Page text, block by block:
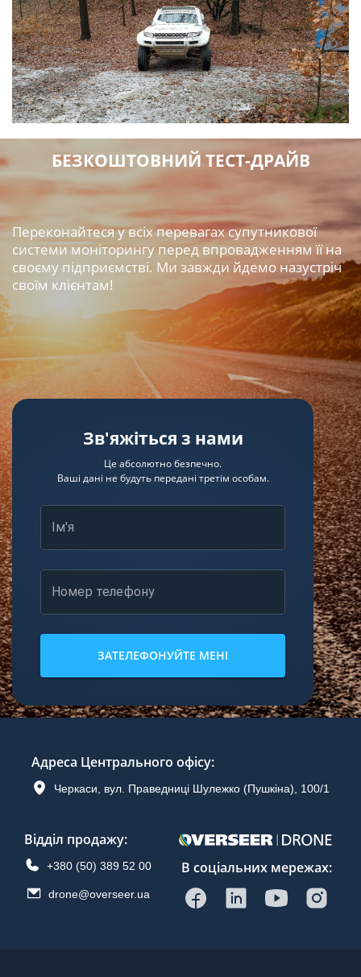
БЕЗКОШТОВНИЙ ТЕСТ-ДРАЙВ
Переконайтеся у всіх перевагах супутникової
системи моніторингу перед впровадженням її на
своєму підприємстві. Ми завжди йдемо назустріч
своїм клієнтам!
Зв'яжіться з нами
Це абсолютно безпечно.
Ваші дані не будуть передані третім особам.
Ім'я
Номер телефону
ЗАТЕЛЕФОНУЙТЕ МЕНІ
В соціальних мережах:
Адреса Центрального офісу:
Черкаси, вул. Праведниці Шулежко (Пушкіна), 100/1
Відділ продажу:
+380 (50) 389 52 00
drone@overseer.ua